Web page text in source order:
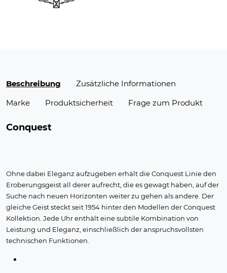
Beschreibung
Zusätzliche Informationen
Marke
Produktsicherheit Frage zum Produkt
Conquest
Ohne dabei Eleganz aufzugeben erhält die Conquest Linie den
Eroberungsgeist all derer aufrecht, die es gewagt haben, auf der
Suche nach neuen Horizonten weiter zu gehen als andere. Der
gleiche Geist steckt seit 1954 hinter den Modellen der Conquest
Kollektion. Jede Uhr enthält eine subtile Kombination von
Leistung und Eleganz, einschließlich der anspruchsvollsten
technischen Funktionen.